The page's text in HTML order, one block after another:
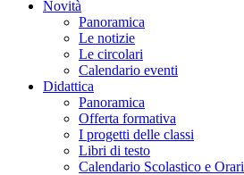
Novità
Panoramica
Le notizie
Le circolari
Calendario eventi
Didattica
Panoramica
Offerta formativa
I progetti delle classi
Libri di testo
Calendario Scolastico e Orari